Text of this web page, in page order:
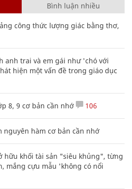
Bình luận nhiều
công thức lượng giác bằng thơ,
anh trai và em gái như 'chó với
hiện một vấn đề trong giáo dục
8, 9 cơ bản cần nhớ 106
nguyên hàm cơ bản cần nhớ
hữu khối tài sản "siêu khủng", từng
mắng cựu mẫu 'không có nổi